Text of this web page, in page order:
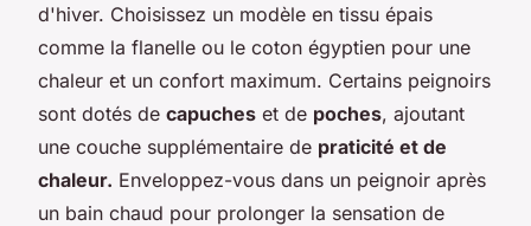
d'hiver. Choisissez un modèle en tissu épais
comme la flanelle ou le coton égyptien pour une
chaleur et un confort maximum. Certains peignoirs
sont dotés de capuches et de poches, ajoutant
une couche supplémentaire de praticité et de
chaleur. Enveloppez-vous dans un peignoir après
un bain chaud pour prolonger la sensation de